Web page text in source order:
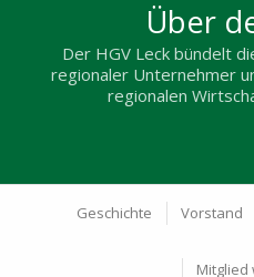
Über
Der HGV Leck bündelt
regionaler Unternehmer
regionalen
Geschichte Vorstand
Mitglied